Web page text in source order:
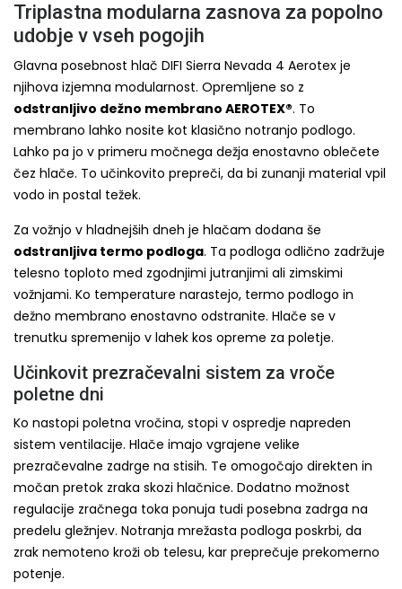
Triplastna modularna zasnova za popolno
udobje v vseh pogojih
Glavna posebnost hlač DIFI Sierra Nevada 4 Aerotex je
njihova izjemna modularnost. Opremljene so z
odstranljivo dežno membrano AEROTEX®. To
membrano lahko nosite kot klasično notranjo podlogo.
Lahko pa jo v primeru močnega dežja enostavno oblečete
čez hlače. To učinkovito prepreči, da bi zunanji material vpil
vodo in postal težek.
Za vožnjo v hladnejših dneh je hlačam dodana še
odstranljiva termo podloga. Ta podloga odlično zadržuje
telesno toploto med zgodnjimi jutranjimi ali zimskimi
vožnjami. Ko temperature narastejo, termo podlogo in
dežno membrano enostavno odstranite. Hlače se v
trenutku spremenijo v lahek kos opreme za poletje.
Učinkovit prezračevalni sistem za vroče
poletne dni
Ko nastopi poletna vročina, stopi v ospredje napreden
sistem ventilacije. Hlače imajo vgrajene velike
prezračevalne zadrge na stisih. Te omogočajo direkten in
močan pretok zraka skozi hlačnice. Dodatno možnost
regulacije zračnega toka ponuja tudi posebna zadrga na
predelu gležnjev. Notranja mrežasta podloga poskrbi, da
zrak nemoteno kroži ob telesu, kar preprečuje prekomerno
potenje.